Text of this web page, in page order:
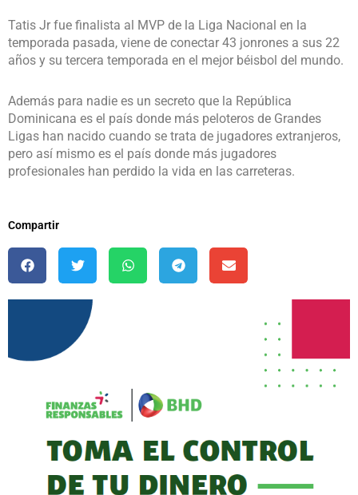
Tatis Jr fue finalista al MVP de la Liga Nacional en la
temporada pasada, viene de conectar 43 jonrones a sus 22
años y su tercera temporada en el mejor béisbol del mundo.
Además para nadie es un secreto que la República
Dominicana es el país donde más peloteros de Grandes
Ligas han nacido cuando se trata de jugadores extranjeros,
pero así mismo es el país donde más jugadores
profesionales han perdido la vida en las carreteras.
Compartir